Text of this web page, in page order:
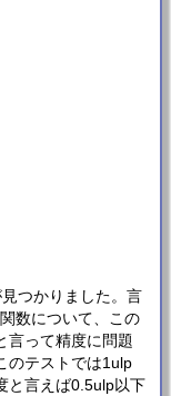
つかりました。言
数について、この
言って精度に問題
のテストでは1ulp
と言えば0.5ulp以下